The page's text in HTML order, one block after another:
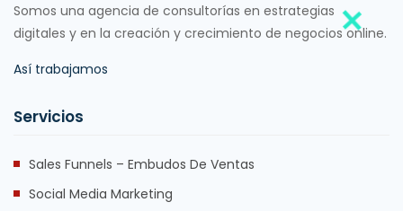
Somos una agencia de consultorías en estrategias
digitales y en la creación y crecimiento de negocios online.
Así trabajamos
Servicios
Sales Funnels – Embudos De Ventas
Social Media Marketing